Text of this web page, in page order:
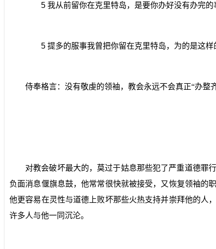
5 我从前留你在克里特岛，是要你办好没有办完
5 提多的服事我曾把你留在克里特岛，为的是这
侍奉格言：没有敬虔的领袖，教会永远不会真正“办整齐
对教会破坏最大的，莫过于姑息那些犯了严重道德罪
负面消息偃旗息鼓，他常常很快就被接受，又恢复领袖的
他更容易在灵性与道德上败坏那些火热支持并崇拜他的人
许多人与他一同沉沦。